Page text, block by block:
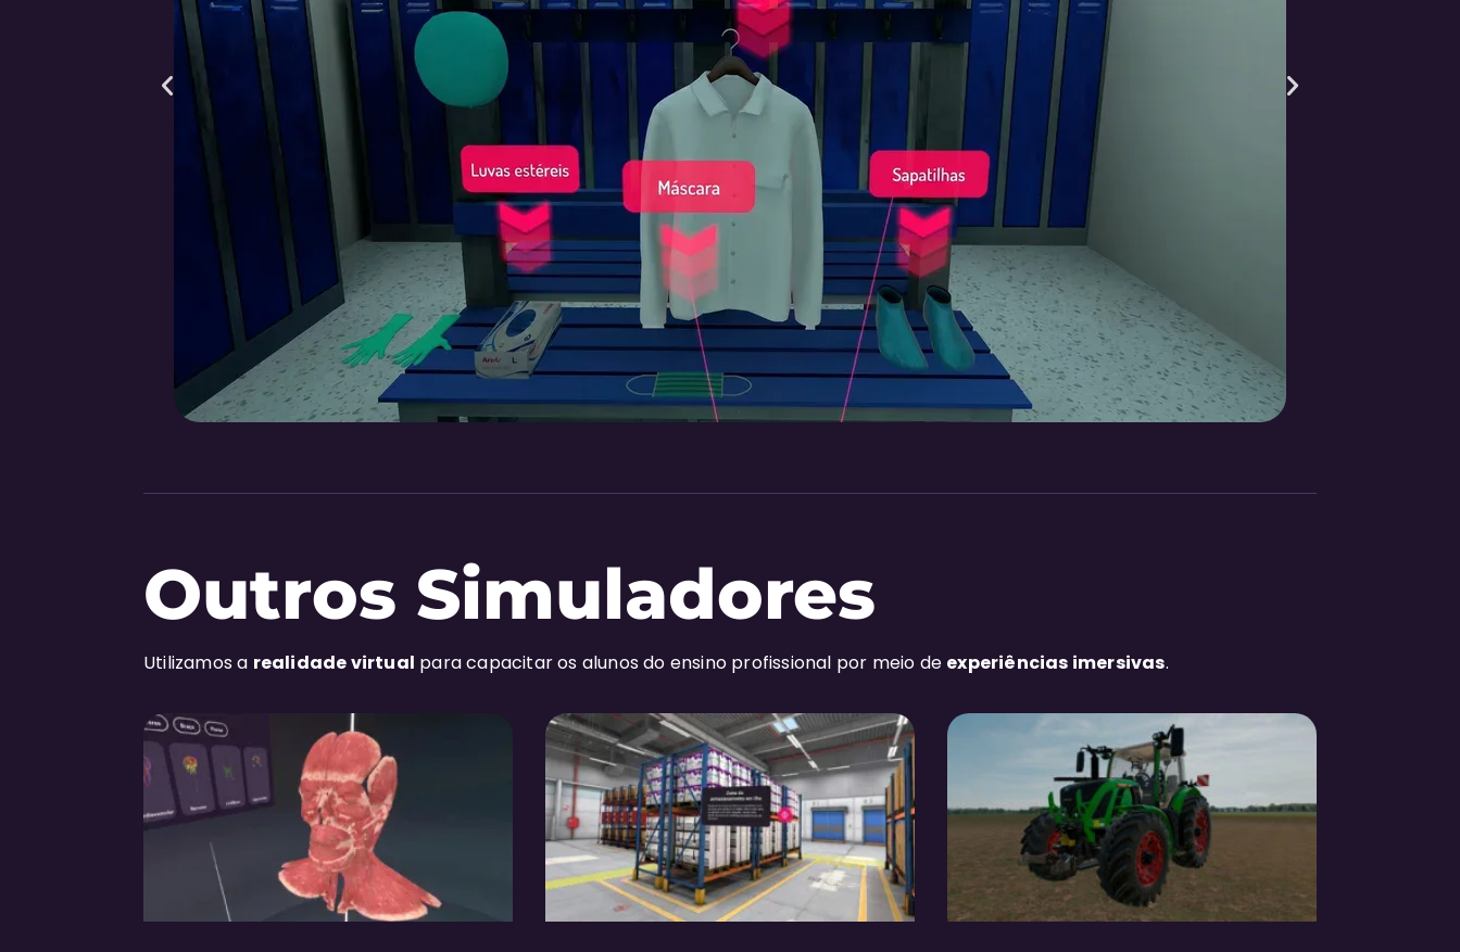
Outros Simuladores
Utilizamos a realidade virtual para capacitar os alunos do ensino profissional por meio de experiências imersivas.